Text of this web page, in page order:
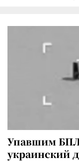
Упавшим
украинский